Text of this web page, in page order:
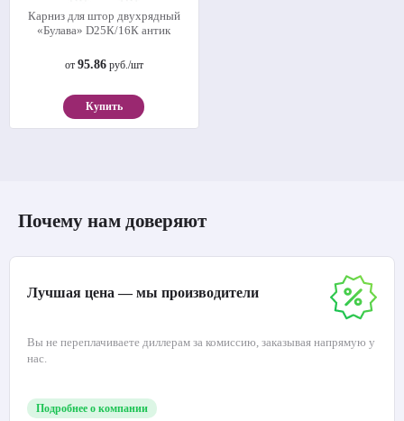
Карниз для штор двухрядный
«Булава» D25К/16К антик
от 95.86руб./шт
Купить
Почему нам доверяют
Лучшая цена — мы производители
Вы не переплачиваете диллерам за комиссию, заказывая напрямую у
нас.
Подробнее о компании